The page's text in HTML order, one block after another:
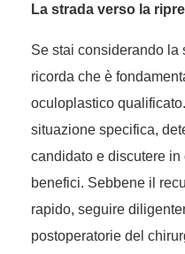
La strada verso la
Se stai considerando la
ricorda che è
oculoplastico
situazione specifica,
candidato e discutere
benefici. Sebbene il
rapido, seguire
postoperatorie del